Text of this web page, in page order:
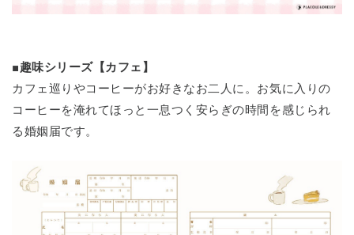
■趣味シリーズ【カフェ】
カフェ巡りやコーヒーがお好きなお二人に。お気に入りの
コーヒーを淹れてほっと一息つく安らぎの時間を感じられ
る婚姻届です。